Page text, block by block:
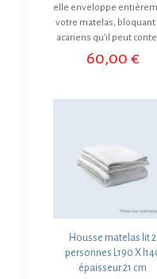
elle enveloppe
votre matelas, bloquant
acariens qu’il peut
60,00 €
Housse matelas lit 2
personnes L190 X
épaisseur 21 cm